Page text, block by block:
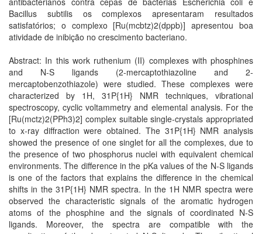
Bacillus subtilis os complexos apresentaram resultados
satisfatórios; o complexo [Ru(mcbtz)2(dppb)] apresentou boa
atividade de inibição no crescimento bacteriano.
Abstract: In this work ruthenium (II) complexes with phosphines
and N-S ligands (2-mercaptothiazoline and 2-
mercaptobenzothiazole) were studied. These complexes were
characterized by 1H, 31P{1H} NMR techniques, vibrational
spectroscopy, cyclic voltammetry and elemental analysis. For the
[Ru(mctz)2(PPh3)2] complex suitable single-crystals appropriated
to x-ray diffraction were obtained. The 31P{1H} NMR analysis
showed the presence of one singlet for all the complexes, due to
the presence of two phosphorus nuclei with equivalent chemical
environments. The difference in the pKa values of the N-S ligands
is one of the factors that explains the difference in the chemical
shifts in the 31P{1H} NMR spectra. In the 1H NMR spectra were
observed the characteristic signals of the aromatic hydrogen
atoms of the phosphine and the signals of coordinated N-S
ligands. Moreover, the spectra are compatible with the